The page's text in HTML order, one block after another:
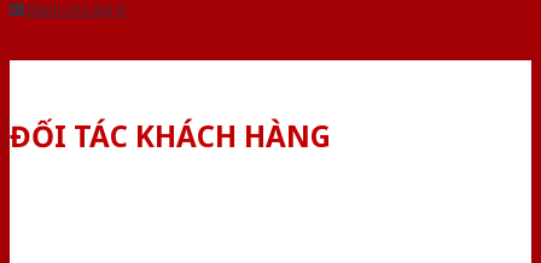
Dành cho đại lý
ĐỐI TÁC KHÁCH HÀNG